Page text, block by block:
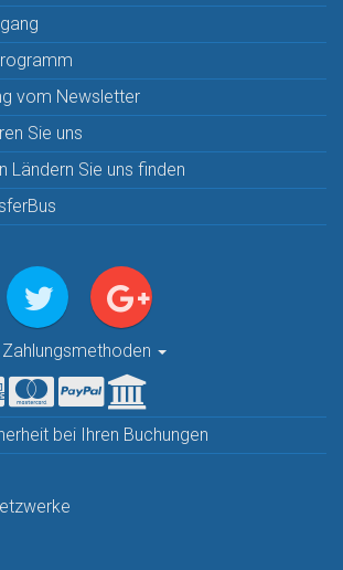
vom Newsletter
Sie uns
Ländern Sie uns finden
bei Ihren Buchungen